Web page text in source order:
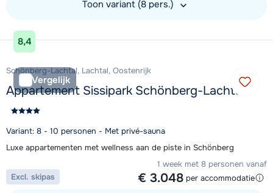
Toon variant (8 pers.)
Bekijk accommodatie
8,4
Vergelijk
Schönberg-Lachtal, Lachtal, Oostenrijk
Appartement Sissipark Schönberg-Lachtal
Variant: 8 - 10 personen - Met privé-sauna
Luxe appartementen met wellness aan de piste in Schönberg
1 week met 8 personen vanaf
€ 3.048 per accommodatie
Excl. skipas